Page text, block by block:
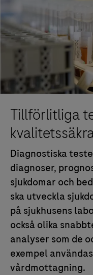
Tillförlitliga
Diagnostiska
diagnoser,
sjukdomar och
ska utveckla
på sjukhusens
också olika
analyser som de
exempel
vårdmottagning.